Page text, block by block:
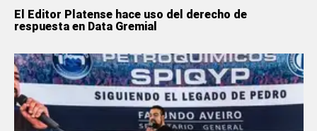
El Editor Platense hace uso del derecho de
respuesta en Data Gremial